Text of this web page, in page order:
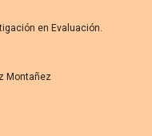
en Evaluación.
Montañez